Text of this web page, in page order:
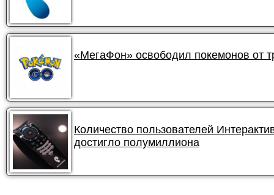
«МегаФон» освободил покемонов от
Количество пользователей
достигло полумиллиона